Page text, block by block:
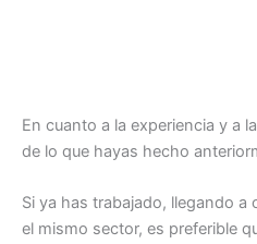
En cuanto a la experiencia y a
de lo que hayas hecho
Si ya has trabajado, llegando
el mismo sector, es preferible